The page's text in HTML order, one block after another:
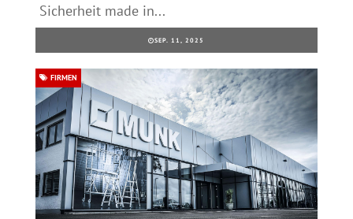
Sicherheit made in...
SEP. 11, 2025
FIRMEN